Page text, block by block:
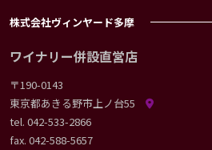
株式会社ヴィンヤード多摩
ワイナリー併設直営店
〒190-0143
東京都あきる野市上ノ台55
tel. 042-533-2866
fax. 042-588-5657